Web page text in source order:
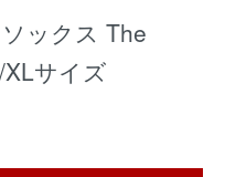
ックス The
サイズ